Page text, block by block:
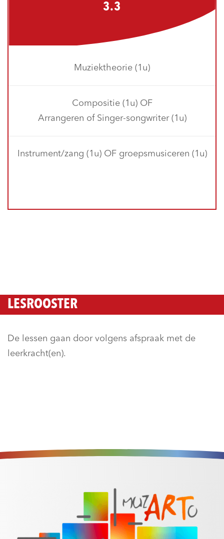
3.3
Muziektheorie (1u)
Compositie (1u) OF
Arrangeren of Singer-songwriter (1u)
Instrument/zang (1u) OF groepsmusiceren (1u)
LESROOSTER
De lessen gaan door volgens afspraak met de
leerkracht(en).